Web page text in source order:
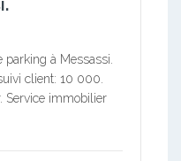
parking à Messassi.
client: 10 000.
Service immobilier